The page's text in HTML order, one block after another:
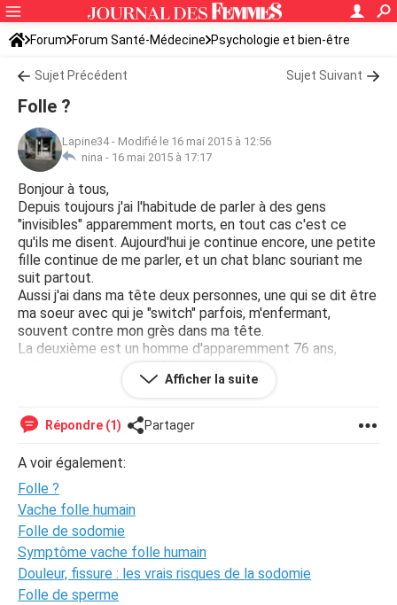
Forum Forum Santé-Médecine Psychologie et bien-être
Sujet Précédent Sujet Suivant
Folle ?
Lapine34- Modifié le 16 mai 2015 à 12:56
nina - 16 mai 2015 à 17:17
Bonjour à tous,
Depuis toujours j'ai l'habitude de parler à des gens
"invisibles" apparemment morts, en tout cas c'est ce
qu'ils me disent. Aujourd'hui je continue encore, une petite
fille continue de me parler, et un chat blanc souriant me
suit partout.
Aussi j'ai dans ma tête deux personnes, une qui se dit être
ma soeur avec qui je "switch" parfois, m'enfermant,
souvent contre mon grès dans ma tête.
La deuxième est un homme d'apparemment 76 ans,
orthophoniste (qui m'aide bien souvent.) lui évite de
"switch" en dehors de ma chambre.
Il n'y a qu'une seule personne au courant de tout ça et je
ne veux surtout pas en parler avec me parents.
Je voudrais savoir si c'est une maladie mentale ou autre,
si elle a un nom.
Merci d'avance de vos réponses!
Afficher la suite
Répondre (1) Partager
A voir également:
Folle ?
Vache folle humain
Folle de sodomie
Symptôme vache folle humain
Douleur, fissure : les vrais risques de la sodomie
Folle de sperme